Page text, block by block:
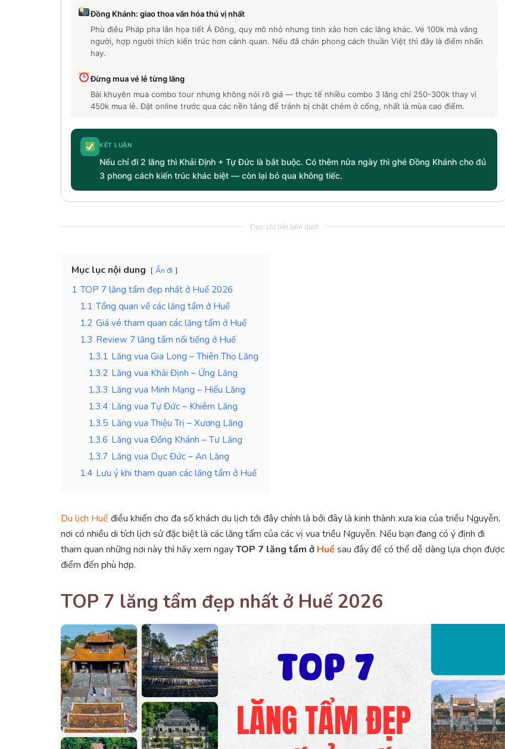
Đồng Khánh: giao thoa văn hóa thú vị nhất
Phù điêu Pháp pha lẫn họa tiết Á Đông, quy mô nhỏ nhưng tinh xảo hơn các lăng khác. Vé 100k mà vắng
người, hợp người thích kiến trúc hơn cảnh quan. Nếu đã chán phong cách thuần Việt thì đây là điểm nhấn
hay.
Đừng mua vé lẻ từng lăng
Bài khuyên mua combo tour nhưng không nói rõ giá — thực tế nhiều combo 3 lăng chỉ 250-300k thay vì
450k mua lẻ. Đặt online trước qua các nền tảng để tránh bị chặt chém ở cổng, nhất là mùa cao điểm.
KẾT LUẬN
Nếu chỉ đi 2 lăng thì Khải Định + Tự Đức là bắt buộc. Có thêm nửa ngày thì ghé Đồng Khánh cho đủ
3 phong cách kiến trúc khác biệt — còn lại bỏ qua không tiếc.
Đọc chi tiết bên dưới
Mục lục nội dung Ẩn đi
1 TOP 7 lăng tẩm đẹp nhất ở Huế 2026
1.1 Tổng quan về các lăng tẩm ở Huế
1.2 Giá vé tham quan các lăng tẩm ở Huế
1.3 Review 7 lăng tẩm nổi tiếng ở Huế
1.3.1 Lăng vua Gia Long – Thiên Thọ Lăng
1.3.2 Lăng vua Khải Định – Ứng Lăng
1.3.3 Lăng vua Minh Mạng – Hiếu Lăng
1.3.4 Lăng vua Tự Đức – Khiêm Lăng
1.3.5 Lăng vua Thiệu Trị – Xương Lăng
1.3.6 Lăng vua Đồng Khánh – Tư Lăng
1.3.7 Lăng vua Dục Đức – An Lăng
1.4 Lưu ý khi tham quan các lăng tẩm ở Huế
Du lịch Huếđiều khiến cho đa số khách du lịch tới đây chính là bởi đây là kinh thành xưa kia của triều Nguyễn,
nơi có nhiều di tích lịch sử đặc biệt là các lăng tẩm của các vị vua triều Nguyễn. Nếu bạn đang có ý định đi
tham quan những nơi này thì hãy xem ngayTOP 7 lăng tẩm ở Huếsau đây để có thể dễ dàng lựa chọn được
điểm đến phù hợp.
TOP 7 lăng tẩm đẹp nhất ở Huế 2026